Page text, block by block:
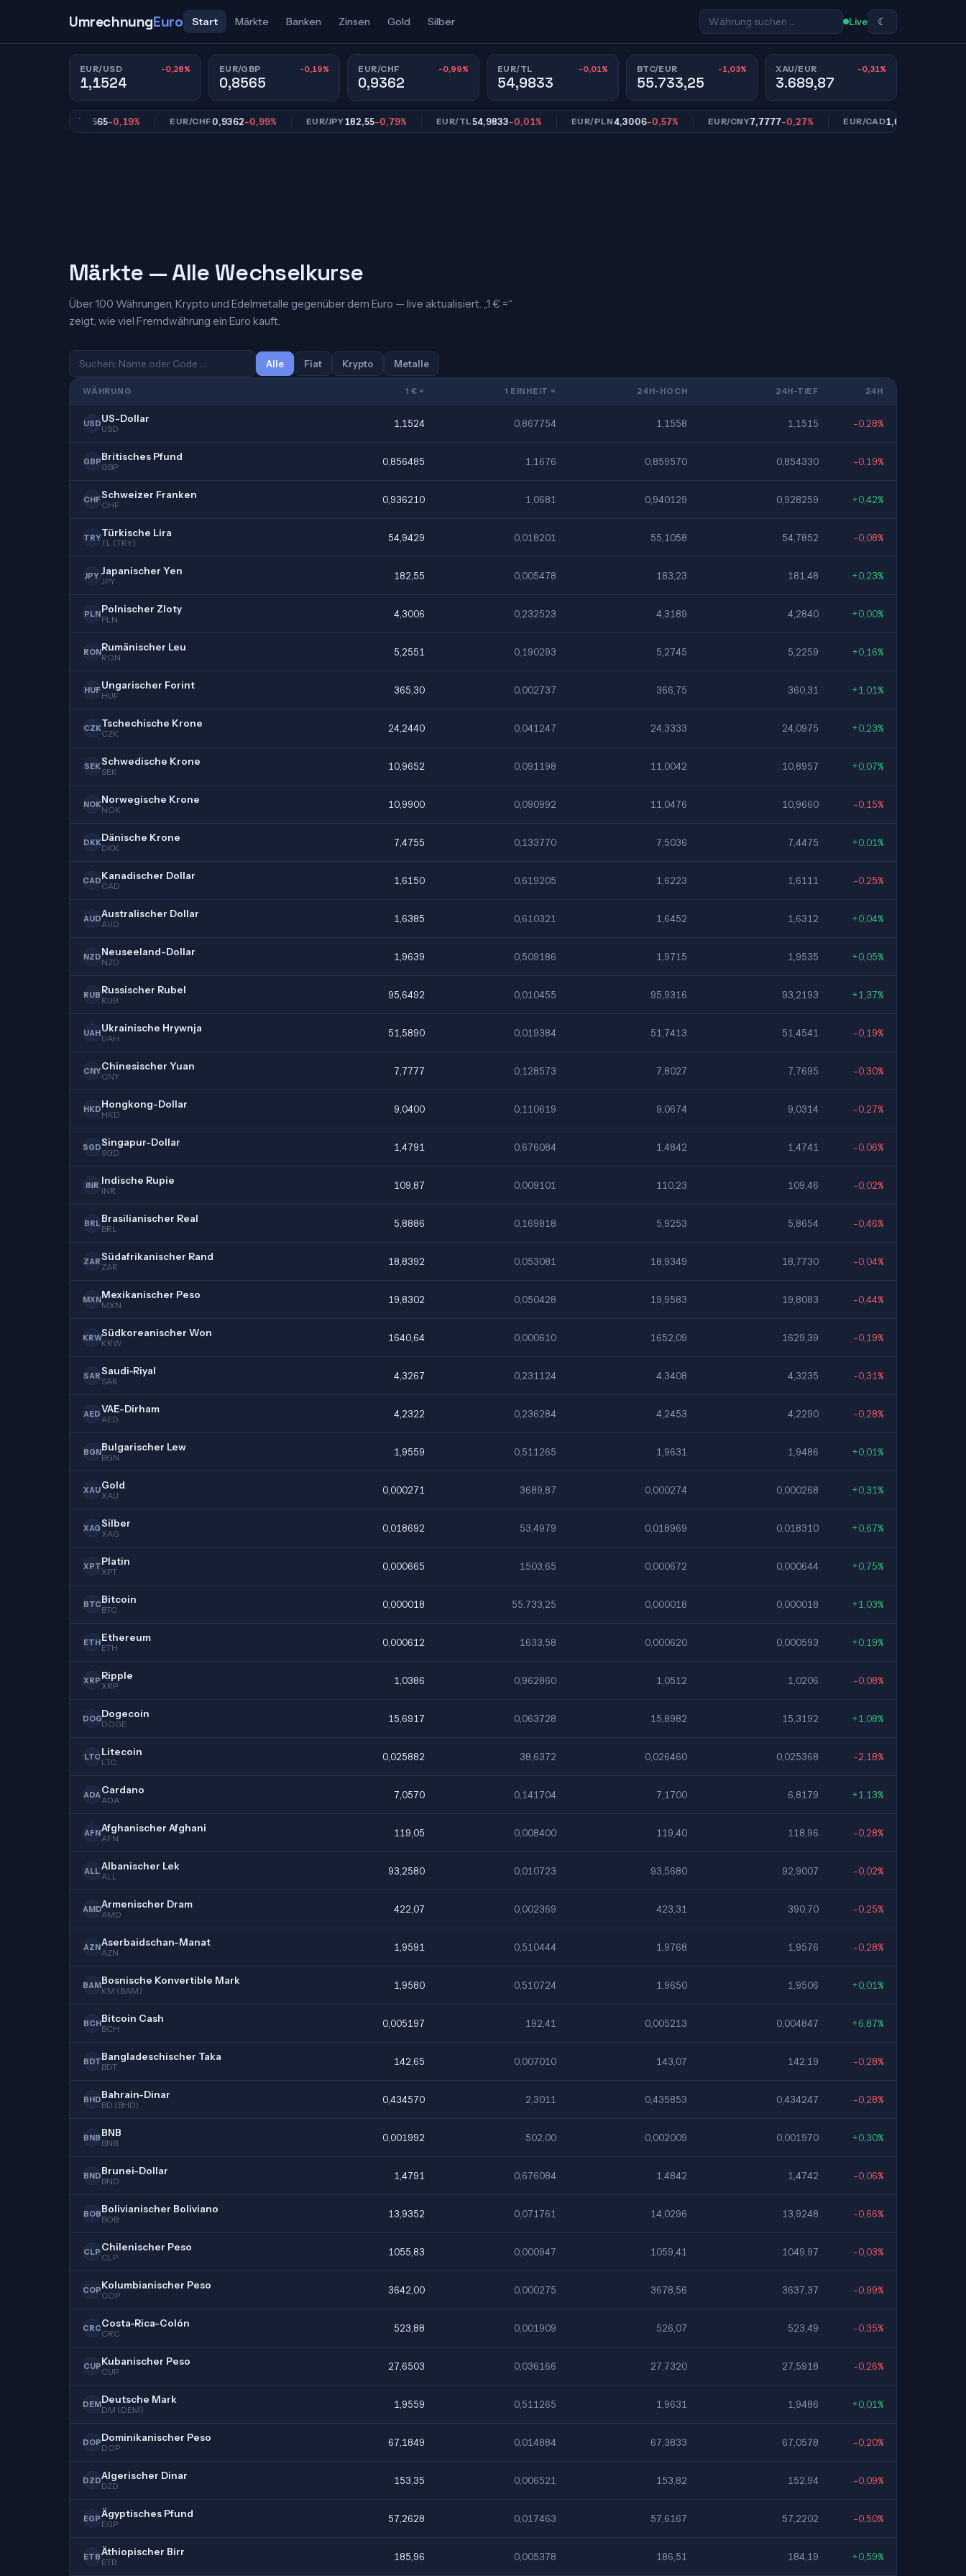
UmrechnungEuro Start Märkte Banken Zinsen Gold Silber Live ☾
EUR/USD -0,28%
1,1524
EUR/GBP -0,19%
0,8565
EUR/CHF -0,99%
0,9362
EUR/TL -0,01%
54,9833
BTC/EUR -1,03%
55.733,25
XAU/EUR -0,31%
3.689,87
-0,19% EUR/CHF0,9362-0,99% EUR/JPY182,55-0,79% EUR/TL54,9833-0,01% EUR/PLN4,3006-0,57% EUR/CNY7,7777-0,27% EUR/CAD1,6150-0,32%
Märkte — Alle Wechselkurse
Über 100 Währungen, Krypto und Edelmetalle gegenüber dem Euro — live aktualisiert. „1 € =“
zeigt, wie viel Fremdwährung ein Euro kauft.
Alle Fiat Krypto Metalle
WÄHRUNG 1 € = 1 EINHEIT = 24H-HOCH 24H-TIEF 24H
USDUS-Dollar
USD 1,1524 0,867754 1,1558 1,1515 -0,28%
GBPBritisches Pfund
GBP 0,856485 1,1676 0,859570 0,854330 -0,19%
CHFSchweizer Franken
CHF 0,936210 1,0681 0,940129 0,928259 +0,42%
TRYTürkische Lira
TL (TRY) 54,9429 0,018201 55,1058 54,7852 -0,08%
JPY Japanischer Yen
JPY 182,55 0,005478 183,23 181,48 +0,23%
PLNPolnischer Zloty
PLN 4,3006 0,232523 4,3189 4,2840 +0,00%
RONRumänischer Leu
RON 5,2551 0,190293 5,2745 5,2259 +0,16%
HUF Ungarischer Forint
HUF 365,30 0,002737 366,75 360,31 +1,01%
CZKTschechische Krone
CZK 24,2440 0,041247 24,3333 24,0975 +0,23%
SEKSchwedische Krone
SEK 10,9652 0,091198 11,0042 10,8957 +0,07%
NOKNorwegische Krone
NOK 10,9900 0,090992 11,0476 10,9660 -0,15%
DKKDänische Krone
DKK 7,4755 0,133770 7,5036 7,4475 +0,01%
CADKanadischer Dollar
CAD 1,6150 0,619205 1,6223 1,6111 -0,25%
AUDAustralischer Dollar
AUD 1,6385 0,610321 1,6452 1,6312 +0,04%
NZDNeuseeland-Dollar
NZD 1,9639 0,509186 1,9715 1,9535 +0,05%
RUB Russischer Rubel
RUB 95,6492 0,010455 95,9316 93,2193 +1,37%
UAHUkrainische Hrywnja
UAH 51,5890 0,019384 51,7413 51,4541 -0,19%
CNYChinesischer Yuan
CNY 7,7777 0,128573 7,8027 7,7695 -0,30%
HKDHongkong-Dollar
HKD 9,0400 0,110619 9,0674 9,0314 -0,27%
SGDSingapur-Dollar
SGD 1,4791 0,676084 1,4842 1,4741 -0,06%
INR Indische Rupie
INR 109,87 0,009101 110,23 109,46 -0,02%
BRL Brasilianischer Real
BRL 5,8886 0,169818 5,9253 5,8654 -0,46%
ZARSüdafrikanischer Rand
ZAR 18,8392 0,053081 18,9349 18,7730 -0,04%
MXNMexikanischer Peso
MXN 19,8302 0,050428 19,9583 19,8083 -0,44%
KRWSüdkoreanischer Won
KRW 1640,64 0,000610 1652,09 1629,39 -0,19%
SARSaudi-Riyal
SAR 4,3267 0,231124 4,3408 4,3235 -0,31%
AEDVAE-Dirham
AED 4,2322 0,236284 4,2453 4,2290 -0,28%
BGNBulgarischer Lew
BGN 1,9559 0,511265 1,9631 1,9486 +0,01%
XAUGold
XAU 0,000271 3689,87 0,000274 0,000268 +0,31%
XAGSilber
XAG 0,018692 53,4979 0,018969 0,018310 +0,67%
XPTPlatin
XPT 0,000665 1503,65 0,000672 0,000644 +0,75%
BTCBitcoin
BTC 0,000018 55.733,25 0,000018 0,000018 +1,03%
ETHEthereum
ETH 0,000612 1633,58 0,000620 0,000593 +0,19%
XRP Ripple
XRP 1,0386 0,962860 1,0512 1,0206 -0,08%
DOGDogecoin
DOGE 15,6917 0,063728 15,8982 15,3192 +1,08%
LTC Litecoin
LTC 0,025882 38,6372 0,026460 0,025368 -2,18%
ADA Cardano
ADA 7,0570 0,141704 7,1700 6,8179 +1,13%
AFNAfghanischer Afghani
AFN 119,05 0,008400 119,40 118,96 -0,28%
ALL Albanischer Lek
ALL 93,2580 0,010723 93,5680 92,9007 -0,02%
AMDArmenischer Dram
AMD 422,07 0,002369 423,31 390,70 -0,25%
AZNAserbaidschan-Manat
AZN 1,9591 0,510444 1,9768 1,9576 -0,28%
BAMBosnische Konvertible Mark
KM (BAM) 1,9580 0,510724 1,9650 1,9506 +0,01%
BCHBitcoin Cash
BCH 0,005197 192,41 0,005213 0,004847 +6,87%
BDTBangladeschischer Taka
BDT 142,65 0,007010 143,07 142,19 -0,28%
BHDBahrain-Dinar
BD (BHD) 0,434570 2,3011 0,435853 0,434247 -0,28%
BNB BNB
BNB 0,001992 502,00 0,002009 0,001970 +0,30%
BNDBrunei-Dollar
BND 1,4791 0,676084 1,4842 1,4742 -0,06%
BOBBolivianischer Boliviano
BOB 13,9352 0,071761 14,0296 13,9248 -0,66%
CLP Chilenischer Peso
CLP 1055,83 0,000947 1059,41 1049,97 -0,03%
COPKolumbianischer Peso
COP 3642,00 0,000275 3678,56 3637,37 -0,99%
CRCCosta-Rica-Colón
CRC 523,88 0,001909 526,07 523,49 -0,35%
CUPKubanischer Peso
CUP 27,6503 0,036166 27,7320 27,5918 -0,26%
DEMDeutsche Mark
DM (DEM) 1,9559 0,511265 1,9631 1,9486 +0,01%
DOPDominikanischer Peso
DOP 67,1849 0,014884 67,3833 67,0578 -0,20%
DZDAlgerischer Dinar
DZD 153,35 0,006521 153,82 152,94 -0,09%
EGPÄgyptisches Pfund
EGP 57,2628 0,017463 57,6167 57,2202 -0,50%
ETBÄthiopischer Birr
ETB 185,96 0,005378 186,51 184,19 +0,59%